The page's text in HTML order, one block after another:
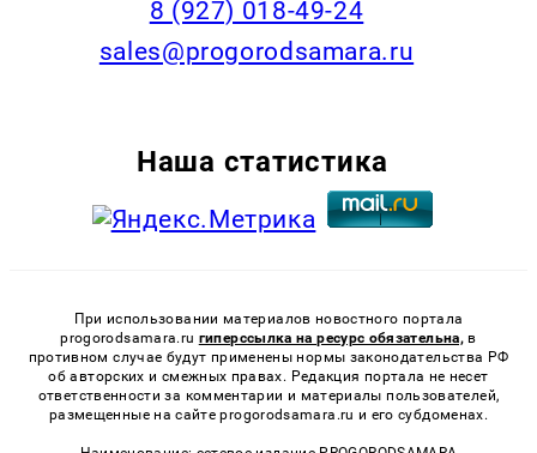
8 (927) 018-49-24
sales@progorodsamara.ru
Наша статистика
При использовании материалов новостного портала
progorodsamara.ru гиперссылка на ресурс обязательна, в
противном случае будут применены нормы законодательства РФ
об авторских и смежных правах. Редакция портала не несет
ответственности за комментарии и материалы пользователей,
размещенные на сайте progorodsamara.ru и его субдоменах.